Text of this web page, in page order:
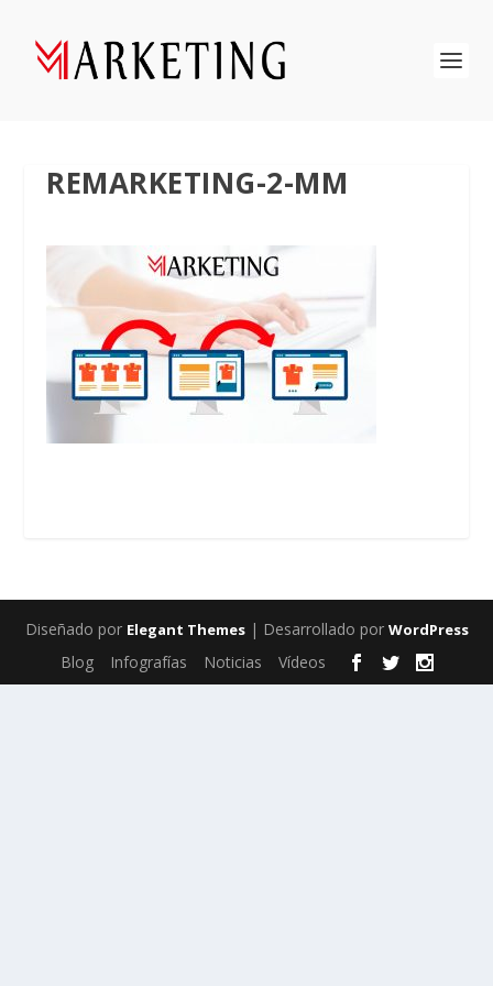
REMARKETING-2-MM
Diseñado por Elegant Themes| Desarrollado por WordPress
Blog Infografías Noticias Vídeos